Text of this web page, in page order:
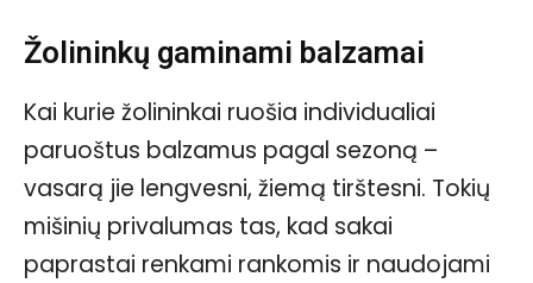
Žolininkų gaminami balzamai
Kai kurie žolininkai ruošia individualiai
paruoštus balzamus pagal sezoną –
vasarą jie lengvesni, žiemą tirštesni. Tokių
mišinių privalumas tas, kad sakai
paprastai renkami rankomis ir naudojami